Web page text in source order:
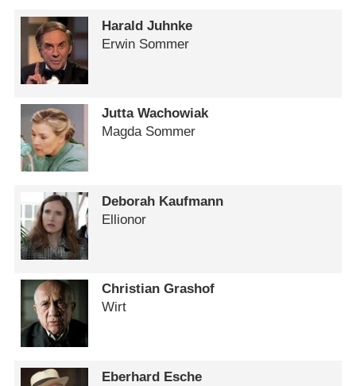
Harald Juhnke
Erwin Sommer
Jutta Wachowiak
Magda Sommer
Deborah Kaufmann
Ellionor
Christian Grashof
Wirt
Eberhard Esche